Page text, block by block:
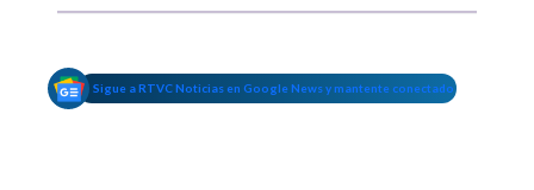
Sigue a RTVC Noticias en Google News y mantente conectado